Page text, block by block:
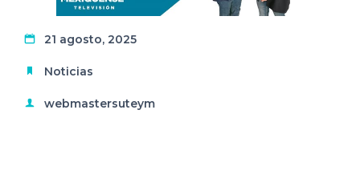
21 agosto, 2025
Noticias
webmastersuteym